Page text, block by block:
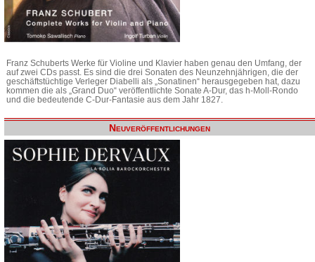
Franz Schuberts Werke für Violine und Klavier haben genau den Umfang, der
auf zwei CDs passt. Es sind die drei Sonaten des Neunzehnjährigen, die der
geschäftstüchtige Verleger Diabelli als „Sonatinen“ herausgegeben hat, dazu
kommen die als „Grand Duo“ veröffentlichte Sonate A-Dur, das h-Moll-Rondo
und die bedeutende C-Dur-Fantasie aus dem Jahr 1827.
Neuveröffentlichungen